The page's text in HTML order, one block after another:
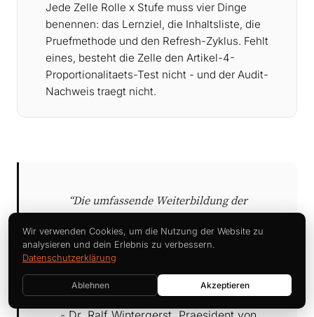
Jede Zelle Rolle x Stufe muss vier Dinge
benennen: das Lernziel, die Inhaltsliste, die
Pruefmethode und den Refresh-Zyklus. Fehlt
eines, besteht die Zelle den Artikel-4-
Proportionalitaets-Test nicht - und der Audit-
Nachweis traegt nicht.
“Die umfassende Weiterbildung der
Kuenstlicher Intelligenz, ist eine Investition
in die Zukunftsfaehigkeit des eigenen
Unternehmens.”
Wir verwenden Cookies, um die Nutzung der Website zu
analysieren und dein Erlebnis zu verbessern.
Datenschutzerklärung
Ablehnen Akzeptieren